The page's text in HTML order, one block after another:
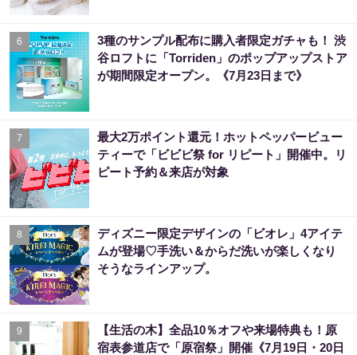
6
3種のサンプル配布に購入者限定ガチャも！ 渋
谷ロフトに「Torriden」のポップアップストア
が期間限定オープン。《7月23日まで》
7
最大2万ポイント還元！ホットペッパービュー
ティーで「ビビビ祭 for リピート」開催中。リ
ピート予約＆来店が対象
8
ディズニー限定デザインの「ビオレ」4アイテ
ムが登場♡手洗い＆からだ洗いが楽しくなり
そうなラインアップ。
9
【生活の木】全品10％オフや来場特典も！原
宿表参道店で「原宿祭」開催《7月19日・20日